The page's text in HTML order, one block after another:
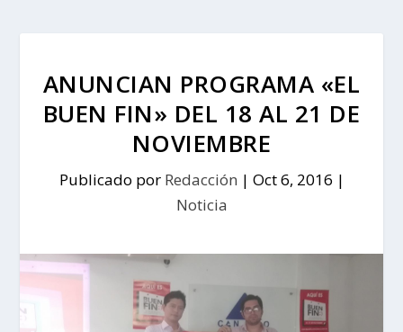
ANUNCIAN PROGRAMA «EL
BUEN FIN» DEL 18 AL 21 DE
NOVIEMBRE
Publicado por Redacción | Oct 6, 2016 |
Noticia